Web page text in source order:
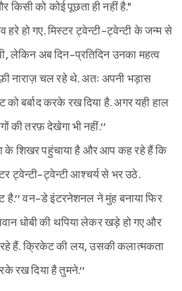
किसी को कोई पूछता ही नहीं है."
हो गए. मिस्टर ट्वेन्टी-ट्वेन्टी के जन्म से
लेकिन अब दिन-प्रतिदिन उनका महत्व
नाराज़ चल रहे थे. अतः अपनी भड़ास
बर्बाद करके रख दिया है. अगर यही हाल
की तरफ़ देखेगा भी नहीं.’’
के शिखर पहुंचाया है और आप कह रहे हैं कि
ट्वेन्टी-ट्वेन्टी आश्चर्य से भर उठे.
है.’’ वन-डे इंटरनेशनल ने मुंह बनाया फिर
धोबी की थपिया लेकर खड़े हो गए और
हैं. क्रिकेट की लय, उसकी कलात्मकता
रख दिया है तुमने.’’